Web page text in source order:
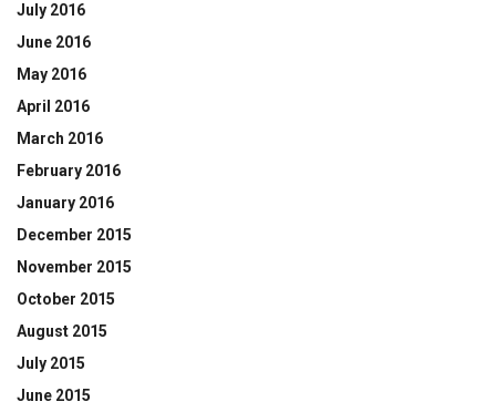
July 2016
June 2016
May 2016
April 2016
March 2016
February 2016
January 2016
December 2015
November 2015
October 2015
August 2015
July 2015
June 2015